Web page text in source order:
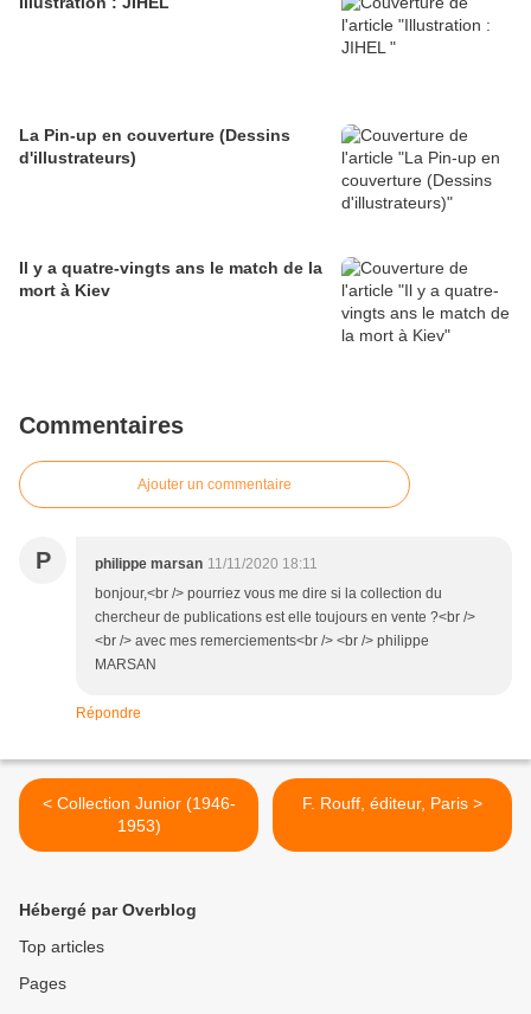
La Pin-up en couverture (Dessins
d'illustrateurs)
Il y a quatre-vingts ans le match de la
mort à Kiev
Commentaires
Ajouter un commentaire
P philippe marsan 11/11/2020 18:11
bonjour,<br /> pourriez vous me dire si la collection du
chercheur de publications est elle toujours en vente ?<br />
<br /> avec mes remerciements<br /> <br /> philippe
MARSAN
Répondre
< Collection Junior (1946-
1953)
F. Rouff, éditeur, Paris >
Hébergé par Overblog
Top articles
Pages